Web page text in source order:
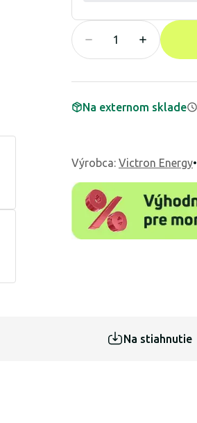
Na externom sklade
Výrobca: Victron Energy•
Na stiahnutie